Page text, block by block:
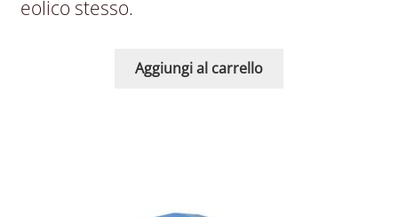
eolico stesso.
Aggiungi al carrello